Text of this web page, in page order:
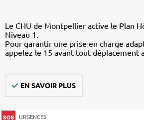
Le CHU de Montpellier active le Plan
Niveau 1.
Pour garantir une prise en charge
appelez le 15 avant tout déplacement
EN SAVOIR PLUS
URGENCES